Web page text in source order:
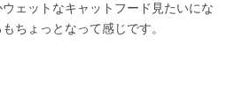
ェットなキャットフード見たいにな
ちょっとなって感じです。